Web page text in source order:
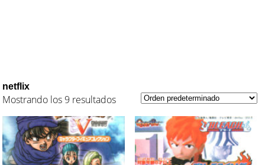
netflix
Mostrando los 9 resultados